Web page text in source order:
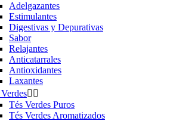
Adelgazantes
Estimulantes
Digestivas y Depurativas
Sabor
Relajantes
Anticatarrales
Antioxidantes
Laxantes
 
Tés Verdes Puros
Tés Verdes Aromatizados